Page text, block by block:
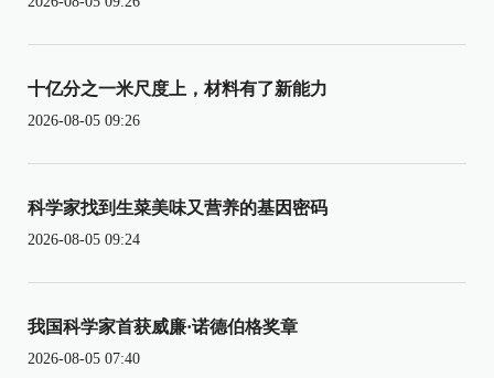
十亿分之一米尺度上，材料有了新能力
2026-08-05 09:26
科学家找到生菜美味又营养的基因密码
2026-08-05 09:24
我国科学家首获威廉·诺德伯格奖章
2026-08-05 07:40